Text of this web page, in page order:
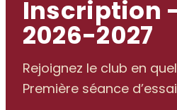
Inscription
2026-2027
Rejoignez le club en
Première séance